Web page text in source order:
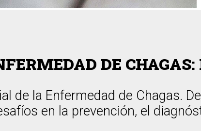
DE CHAGAS:
de la Enfermedad de Chagas.
en la prevención, el